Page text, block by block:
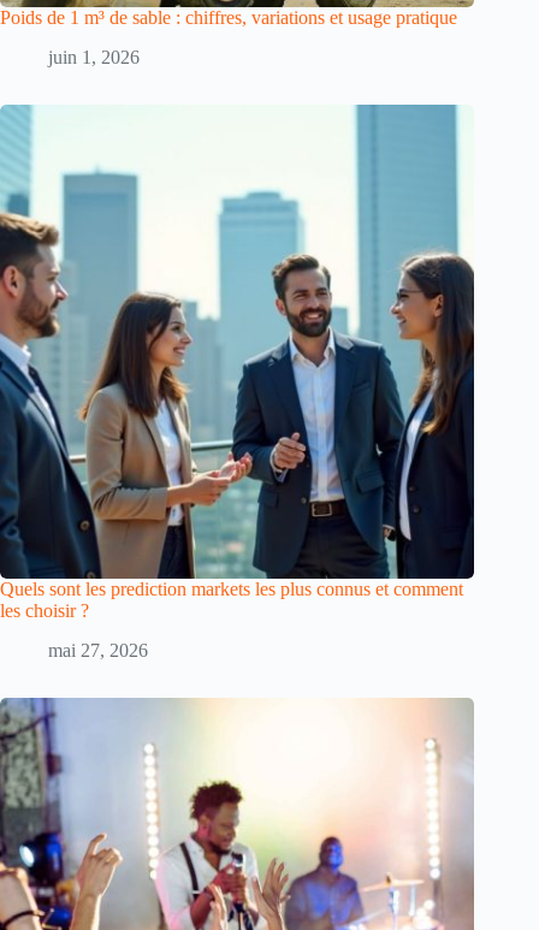
Poids de 1 m³ de sable : chiffres, variations et usage pratique
juin 1, 2026
Quels sont les prediction markets les plus connus et comment
les choisir ?
mai 27, 2026